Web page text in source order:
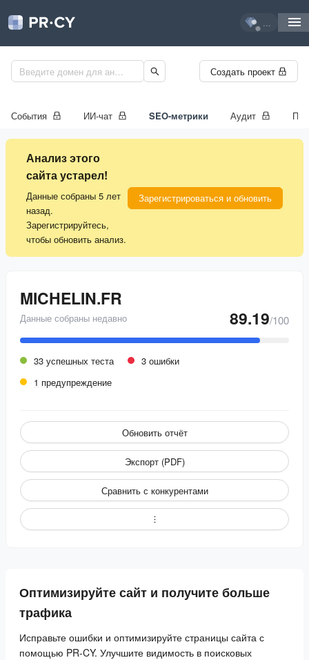
...
Создать проект
События ИИ-чат SEO-метрики Аудит
Анализ этого
сайта устарел!
Данные собраны 5 лет
назад.
Зарегистрируйтесь,
чтобы обновить анализ.
Зарегистрироваться и обновить
MICHELIN.FR
Данные собраны недавно 89.19/100
33 успешных теста
3 ошибки
1 предупреждение
Обновить отчёт
Экспорт (PDF)
Сравнить с конкурентами
Оптимизируйте сайт и получите больше
трафика
Исправьте ошибки и оптимизируйте страницы сайта с
помощью PR-CY. Улучшите видимость в поисковых